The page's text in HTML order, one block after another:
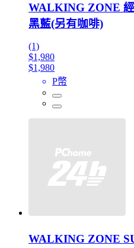
WALKING ZONE
黑藍(另有咖啡)
(1)
$1,980
$1,980
P幣
WALKING ZONE